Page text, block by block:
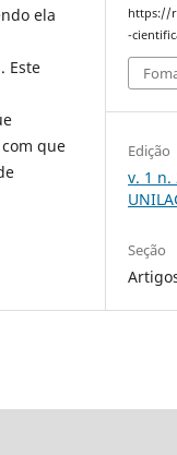
ela
Este
que
https://
-
Edição
v. 1 n.
Seção